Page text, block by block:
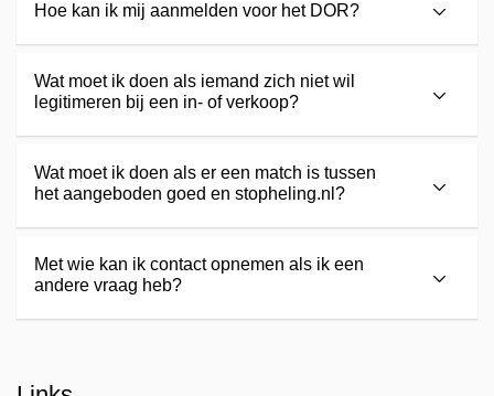
Hoe kan ik mij aanmelden voor het DOR?
Wat moet ik doen als iemand zich niet wil
legitimeren bij een in- of verkoop?
Wat moet ik doen als er een match is tussen
het aangeboden goed en stopheling.nl?
Met wie kan ik contact opnemen als ik een
andere vraag heb?